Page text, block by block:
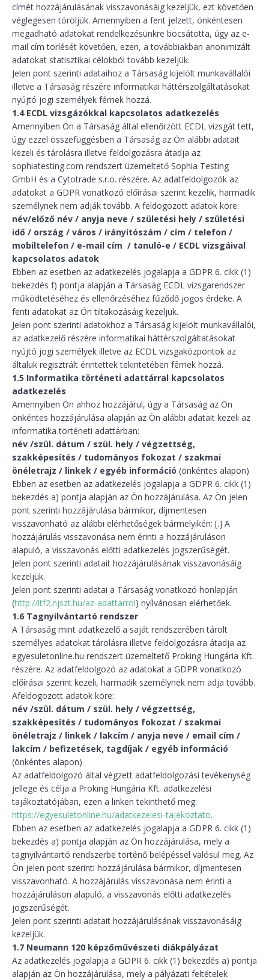
címét hozzájárulásának visszavonásáig kezeljük, ezt követően
véglegesen töröljük. Amennyiben a fent jelzett, önkéntesen
megadható adatokat rendelkezésünkre bocsátotta, úgy az e-
mail cím törlését követően, ezen, a továbbiakban anonimizált
adatokat statisztikai célokból tovább kezeljük.
Jelen pont szerinti adataihoz a Társaság kijelölt munkavállalói
illetve a Társaság részére informatikai háttérszolgáltatásokat
nyújtó jogi személyek férnek hozzá.
1.4 ECDL vizsgázókkal kapcsolatos adatkezelés
Amennyiben Ön a Társaság által ellenőrzött ECDL vizsgát tett,
úgy ezzel összefüggésben a Társaság az Ön alábbi adatait
kezeli és tárolásra illetve feldolgozásra átadja az
sophiatesting.com rendszert üzemeltető Sophia Testing
GmbH és a Cytotrade s.r.o. részére. Az adatfeldolgozók az
adatokat a GDPR vonatkozó előírásai szerint kezelik, harmadik
személynek nem adják tovább. A feldogozott adatok köre:
név/előző név / anyja neve / születési hely / születési
idő / ország / város / irányítószám / cím / telefon /
mobiltelefon / e-mail cím / tanuló-e / ECDL vizsgáival
kapcsolatos adatok
Ebben az esetben az adatkezelés jogalapja a GDPR 6. cikk (1)
bekezdés f) pontja alapján a Társaság ECDL vizsgarendszer
működtetéséhez és ellenőrzéséhez fűződő jogos érdeke. A
fenti adatokat az Ön tiltakozásáig kezeljük.
Jelen pont szerinti adatokhoz a Társaság kijelölt munkavállalói,
az adatkezelő részére informatikai háttérszolgáltatásokat
nyújtó jogi személyek illetve az ECDL vizsgaközpontok az
általuk regisztrált érintettek tekintetében férnek hozzá.
1.5 Informatika történeti adattárral kapcsolatos
adatkezelés
Amennyiben Ön ahhoz hozzájárul, úgy a Társaság az Ön
önkéntes hozzájárulása alapján az Ön alábbi adatait kezeli az
informatika történeti adattárban:
név /szül. dátum / szül. hely / végzettség,
szakképesítés / tudományos fokozat / szakmai
önéletrajz / linkek / egyéb információ (önkéntes alapon)
Ebben az esetben az adatkezelés jogalapja a GDPR 6. cikk (1)
bekezdés a) pontja alapján az Ön hozzájárulása. Az Ön jelen
pont szerinti hozzájárulása bármikor, díjmentesen
visszavonható az alábbi elérhetőségek bármelyikén: [.] A
hozzájárulás visszavonása nem érinti a hozzájáruláson
alapuló, a visszavonás előtti adatkezelés jogszerűségét.
Jelen pont szerinti adatait hozzájárulásának visszavonásáig
kezeljük.
Jelen pont szerinti adatai a Társaság vonatkozó honlapján
(http://itf2.njszt.hu/az-adattarrol) nyílvánosan elérhetőek.
1.6 Tagnyilvántartó rendszer
A Társaság mint adatkezelő a saját rendszerében tárolt
személyes adatokat tárolásra illetve feldolgozásra átadja az
egyesuletonline.hu rendszert üzemeltető Proking Hungária Kft.
részére. Az adatfeldolgozó az adatokat a GDPR vonatkozó
előírásai szerint kezeli, harmadik személynek nem adja tovább.
Afeldogozott adatok köre:
név /szül. dátum / szül. hely / végzettség,
szakképesítés / tudományos fokozat / szakmai
önéletrajz / linkek / lakcím / anyja neve / email cím /
lakcím / befizetések, tagdíjak / egyéb információ
(önkéntes alapon)
Az adatfeldolgozó által végzett adatfeldolgozási tevékenység
jellege és célja a Proking Hungária Kft. adatkezelési
tajákoztatójában, ezen a linken tekinthető meg:
https://egyesuletonline.hu/adatkezelesi-tajekoztato.
Ebben az esetben az adatkezelés jogalapja a GDPR 6. cikk (1)
bekezdés a) pontja alapján az Ön hozzájárulása, mely a
tagnyilvántartó rendszerbe történő belépéssel valósul meg. Az
Ön jelen pont szerinti hozzájárulása bármikor, díjmentesen
visszavonható. A hozzájárulás visszavonása nem érinti a
hozzájáruláson alapuló, a visszavonás előtti adatkezelés
jogszerűségét.
Jelen pont szerinti adatait hozzájárulásának visszavonásáig
kezeljük.
1.7 Neumann 120 képzőművészeti diákpályázat
Az adatkezelés jogalapja a GDPR 6. cikk (1) bekezdés a) pontja
alapján az Ön hozzájárulása, mely a pályázati feltételek